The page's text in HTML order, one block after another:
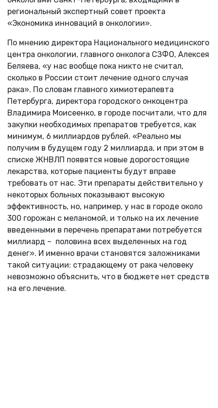
региональный экспертный совет проекта
«Экономика инноваций в онкологии».
По мнению директора Национального медицинского
центра онкологии, главного онколога СЗФО, Алексея
Беляева, «у нас вообще пока никто не считал,
сколько в России стоит лечение одного случая
рака». По словам главного химиотерапевта
Петербурга, директора городского онкоцентра
Владимира Моисеенко, в городе посчитали, что для
закупки необходимых препаратов требуется, как
минимум, 6 миллиардов рублей. «Реально мы
получим в будущем году 2 миллиарда, и при этом в
списке ЖНВЛП появятся новые дорогостоящие
лекарства, которые пациенты будут вправе
требовать от нас. Эти препараты действительно у
некоторых больных показывают высокую
эффективность, но, например, у нас в городе около
300 горожан с меланомой, и только на их лечение
введенными в перечень препаратами потребуется
миллиард – половина всех выделенных на год
денег». И именно врачи становятся заложниками
такой ситуации: страдающему от рака человеку
невозможно объяснить, что в бюджете нет средств
на его лечение.